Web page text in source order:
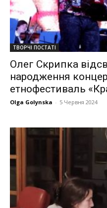
ТВОРЧІ ПОСТАТІ
Олег Скрипка
народження
етнофестиваль
Olga Golynska - 5 Червня 2024